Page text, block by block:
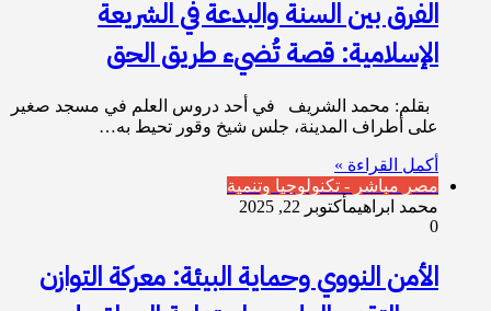
الفرق بين السنة والبدعة في الشريعة
الإسلامية: قصة تُضيء طريق الحق
بقلم: محمد الشريف في أحد دروس العلم في مسجد صغير
على أطراف المدينة، جلس شيخ وقور تحيط به…
أكمل القراءة »
مصر مباشر - تكنولوجيا وتنمية
محمد ابراهيمأكتوبر 22, 2025
0
الأمن النووي وحماية البيئة: معركة التوازن